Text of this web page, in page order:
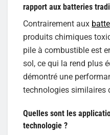
rapport aux batteries
Contrairement aux
produits chimiques
pile à combustible est
sol, ce qui la rend plus
démontré une
technologies similaires
Quelles sont les
technologie ?